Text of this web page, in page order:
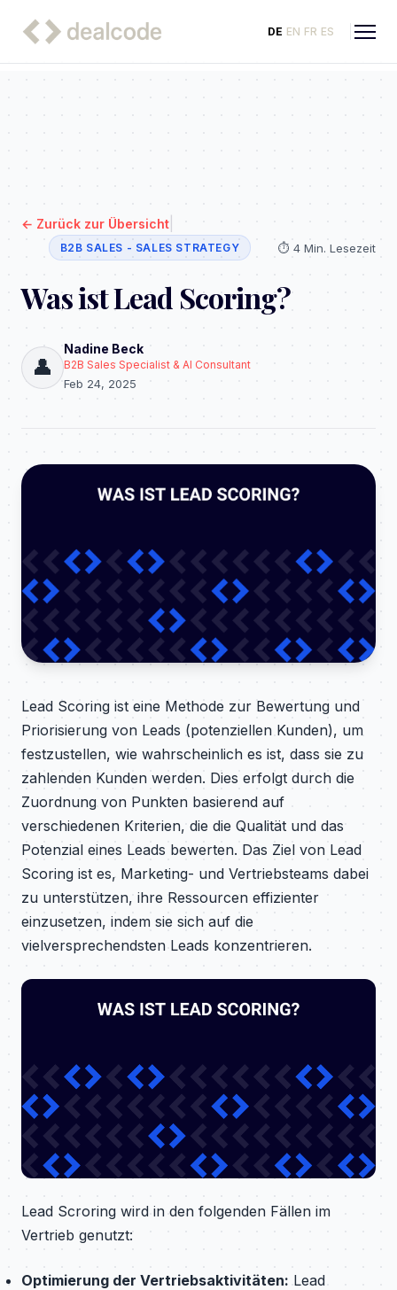
DE EN FR ES
← Zurück zur Übersicht
B2B SALES - SALES STRATEGY ⏱️ 4 Min. Lesezeit
Was ist Lead Scoring?
👤
Nadine Beck
B2B Sales Specialist & AI Consultant
Feb 24, 2025
Lead Scoring ist eine Methode zur Bewertung und
Priorisierung von Leads (potenziellen Kunden), um
festzustellen, wie wahrscheinlich es ist, dass sie zu
zahlenden Kunden werden. Dies erfolgt durch die
Zuordnung von Punkten basierend auf
verschiedenen Kriterien, die die Qualität und das
Potenzial eines Leads bewerten. Das Ziel von Lead
Scoring ist es, Marketing- und Vertriebsteams dabei
zu unterstützen, ihre Ressourcen effizienter
einzusetzen, indem sie sich auf die
vielversprechendsten Leads konzentrieren.
Lead Scroring wird in den folgenden Fällen im
Vertrieb genutzt:
Optimierung der Vertriebsaktivitäten: Lead